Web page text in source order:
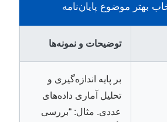
بهتر موضوع پایان‌نامه
توضیحات و نمونه‌ها
بر پایه اندازه‌گیری و
تحلیل آماری داده‌های
عددی. مثال: “بررسی